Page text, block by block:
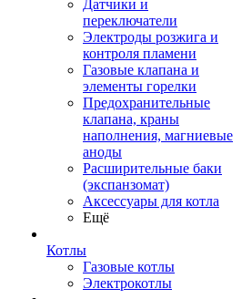
Датчики и
переключатели
Электроды розжига и
контроля пламени
Газовые клапана и
элементы горелки
Предохранительные
клапана, краны
наполнения, магниевые
аноды
Расширительные баки
(экспанзомат)
Аксессуары для котла
Ещё
Котлы
Газовые котлы
Электрокотлы